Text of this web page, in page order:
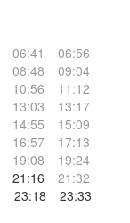
06:41
06:56
08:48
09:04
10:56
11:12
13:03
13:17
14:55
15:09
16:57
17:13
19:08
19:24
21:16
21:32
23:18
23:33